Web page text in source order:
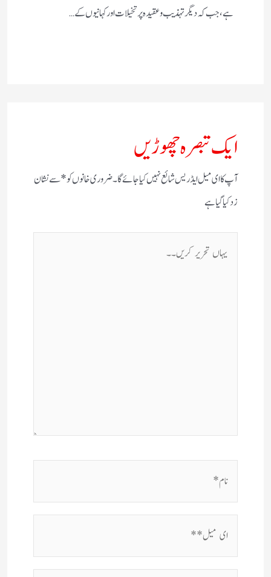
ہے، جب کہ دیگر تہذیب و عقیدہ پر تخیلات اور کہانیوں کے…
ایک تبصرہ چھوڑیں
آپ کا ای میل ایڈریس شائع نہیں کیا جائے گا۔ضروری خانوں کو*سے نشان
زد کیا گیا ہے
یہاں
تحریر